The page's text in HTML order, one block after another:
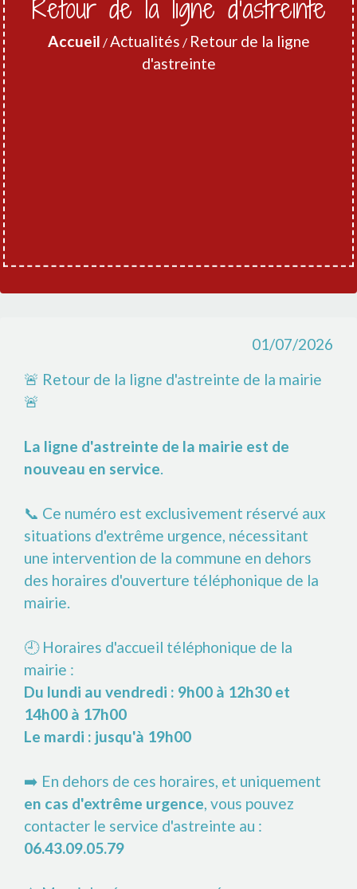
Retour de la ligne d'astreinte
Accueil /Actualités / Retour de la ligne
d'astreinte
01/07/2026
🚨 Retour de la ligne d'astreinte de la mairie
🚨
La ligne d'astreinte de la mairie est de
nouveau en service
📞 Ce numéro est exclusivement réservé aux
situations d'extrême urgence, nécessitant
une intervention de la commune en dehors
des horaires d'ouverture téléphonique de la
mairie.
🕘 Horaires d'accueil téléphonique de la
mairie :
Du lundi au vendredi : 9h00 à 12h30 et
14h00 à 17h00
Le mardi : jusqu'à 19h00
➡️ En dehors de ces horaires, et uniquement
en cas d'extrême urgence , vous pouvez
contacter le service d'astreinte au :
06.43.09.05.79